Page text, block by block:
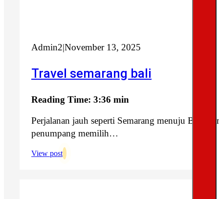
Admin2|November 13, 2025
Travel semarang bali
Reading Time: 3:36 min
Perjalanan jauh seperti Semarang menuju Bali
penumpang memilih…
View post